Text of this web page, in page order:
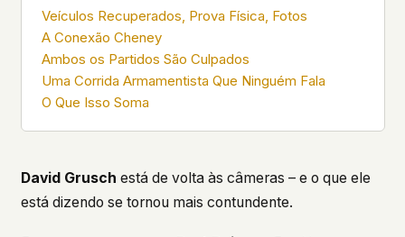
what devices they use, or whether they come
back. Every other news site has this data. We
chose not to.
We think the tradeoff is worth it. The UFO/UAP
topic attracts government attention, and the
being watched. If you're a whistleblower, a
someone who's curious – your visit here is yours
WHAT WE CAN'T CONTROL
Your internet provider can see that you
Veículos Recuperados, Prova Física, Fotos
A Conexão Cheney
Ambos os Partidos São Culpados
Uma Corrida Armamentista Que Ninguém Fala
O Que Isso Soma
David Grusch está de volta às câmeras – e o que ele
está dizendo se tornou mais contundente.